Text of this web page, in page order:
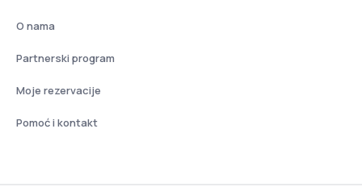
O nama
Partnerski program
Moje rezervacije
Pomoć i kontakt